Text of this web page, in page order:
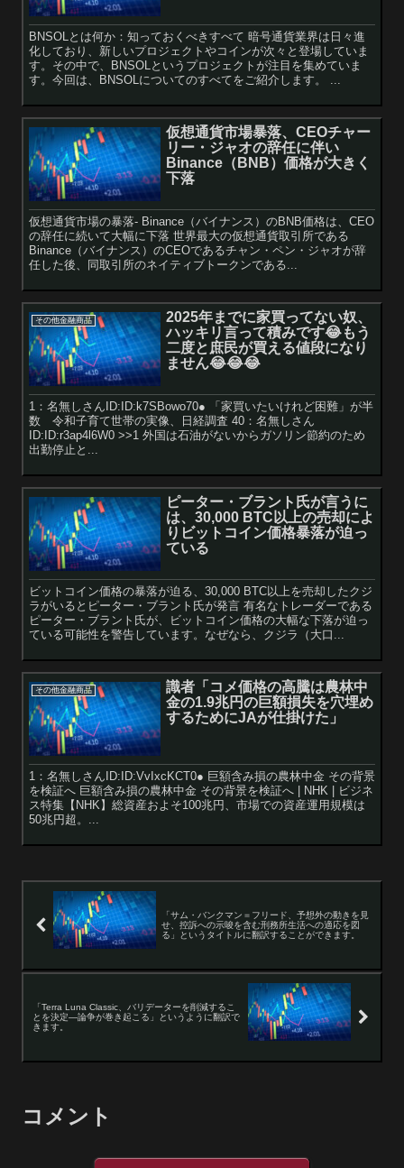
BNSOLとは何か：知っておくべきすべて 暗号通貨業界は日々進
化しており、新しいプロジェクトやコインが次々と登場していま
す。その中で、BNSOLというプロジェクトが注目を集めていま
す。今回は、BNSOLについてのすべてをご紹介します。 ...
仮想通貨市場暴落、CEOチャー
リー・ジャオの辞任に伴い
Binance（BNB）価格が大きく
下落
仮想通貨市場の暴落- Binance（バイナンス）のBNB価格は、CEO
の辞任に続いて大幅に下落 世界最大の仮想通貨取引所である
Binance（バイナンス）のCEOであるチャン・ペン・ジャオが辞
任した後、同取引所のネイティブトークンである...
その他金融商品
2025年までに家買ってない奴、
ハッキリ言って積みです😂もう
二度と庶民が買える値段になり
ません😂😂😂
1：名無しさんID:ID:k7SBowo70● 「家買いたいけれど困難」が半
数 令和子育て世帯の実像、日経調査 40：名無しさん
ID:ID:r3ap4l6W0 >>1 外国は石油がないからガソリン節約のため
出勤停止と...
ピーター・ブラント氏が言うに
は、30,000 BTC以上の売却によ
りビットコイン価格暴落が迫っ
ている
ビットコイン価格の暴落が迫る、30,000 BTC以上を売却したクジ
ラがいるとピーター・ブラント氏が発言 有名なトレーダーである
ピーター・ブラント氏が、ビットコイン価格の大幅な下落が迫っ
ている可能性を警告しています。なぜなら、クジラ（大口...
その他金融商品
識者「コメ価格の高騰は農林中
金の1.9兆円の巨額損失を穴埋め
するためにJAが仕掛けた」
1：名無しさんID:ID:VvIxcKCT0● 巨額含み損の農林中金 その背景
を検証へ 巨額含み損の農林中金 その背景を検証へ | NHK | ビジネ
ス特集【NHK】総資産およそ100兆円、市場での資産運用規模は
50兆円超。...
「サム・バンクマン＝フリード、予想外の動きを見
せ、控訴への示唆を含む刑務所生活への適応を図
る」というタイトルに翻訳することができます。
「Terra Luna Classic、バリデーターを削減するこ
とを決定―論争が巻き起こる」というように翻訳で
きます。
コメント